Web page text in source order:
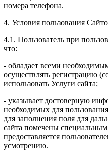
номера телефона.
4. Условия пользования
4.1. Пользователь при
что:
- обладает всеми
осуществлять регистрацию
использовать Услуги сайта;
- указывает достоверную
необходимых для
для заполнения поля для
сайта помечены
предоставляется
усмотрению.